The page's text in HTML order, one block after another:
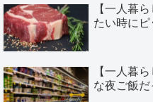
【一人暮
たい時にピ
【一人暮
な夜ご飯だ